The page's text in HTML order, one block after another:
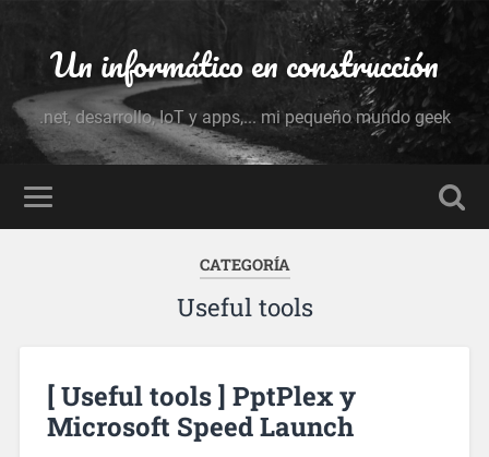
Un informático en construcción
.net, desarrollo, IoT y apps,... mi pequeño mundo geek
CATEGORÍA
Useful tools
[ Useful tools ] PptPlex y
Microsoft Speed Launch